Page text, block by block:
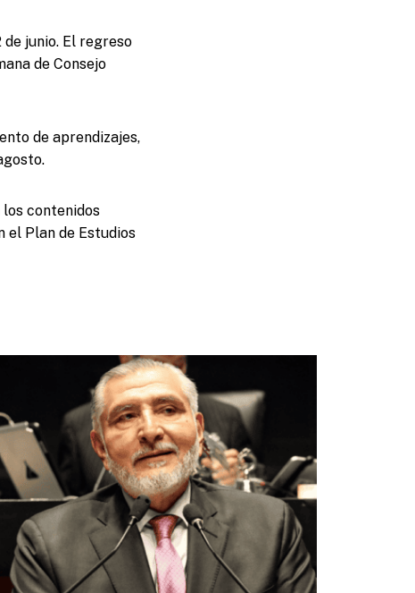
junio. El regreso
de Consejo
de aprendizajes,
contenidos
el Plan de Estudios